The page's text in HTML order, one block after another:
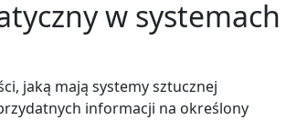
w systemach
jaką mają systemy sztucznej
informacji na określony